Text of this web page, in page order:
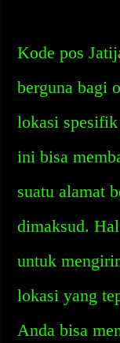
Kode pos
berguna bagi
lokasi
ini bisa
suatu alamat
dimaksud.
untuk
lokasi yang
Anda bisa